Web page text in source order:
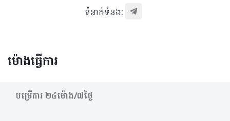
ទំនាក់ទំនង:
ម៉ោងធ្វើការ
បម្រើការ​ ២៤ម៉ោង/៧ថ្ងៃ